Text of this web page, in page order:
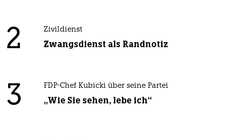
2 Zivildienst
Zwangsdienst als Randnotiz
3 FDP-Chef Kubicki über seine Partei
„Wie Sie sehen, lebe ich“